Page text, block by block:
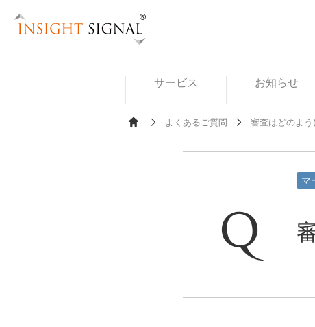
サービス お知らせ
よくあるご質問 審査はどのよ
マ